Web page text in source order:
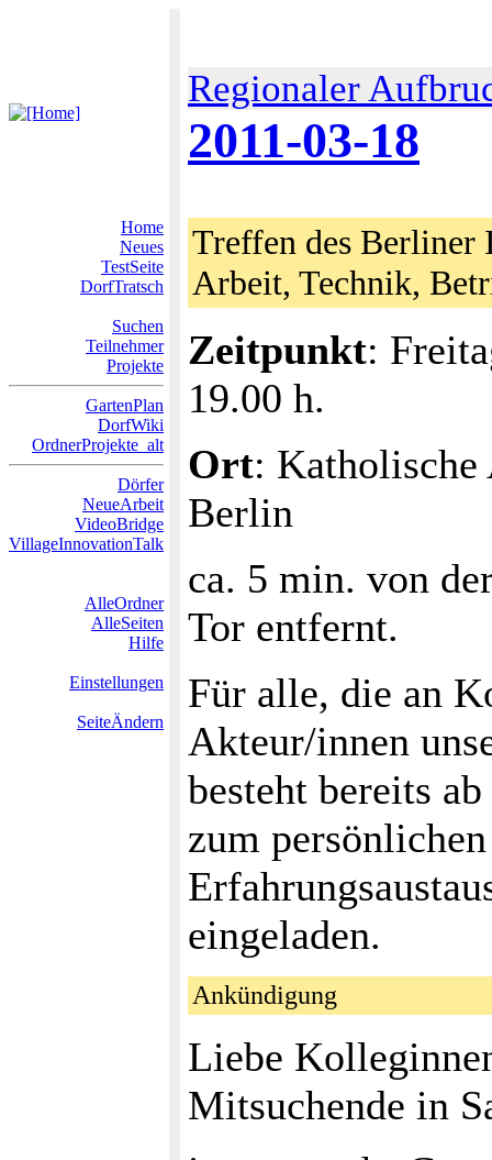
Regionaler
2011-03-18
Home
Neues
TestSeite
DorfTratsch
Suchen
Teilnehmer
Projekte
GartenPlan
DorfWiki
OrdnerProjekte_alt
Dörfer
NeueArbeit
VideoBridge
VillageInnovationTalk
AlleOrdner
AlleSeiten
Hilfe
Einstellungen
SeiteÄndern
Treffen des Berliner
Arbeit, Technik,
Zeitpunkt:
19.00 h.
Ort: Katholische
Berlin
ca. 5 min. von
Tor entfernt.
Für alle, die an
Akteur/innen
besteht bereits
zum
eingeladen.
Ankündigung
Liebe
Mitsuchende in